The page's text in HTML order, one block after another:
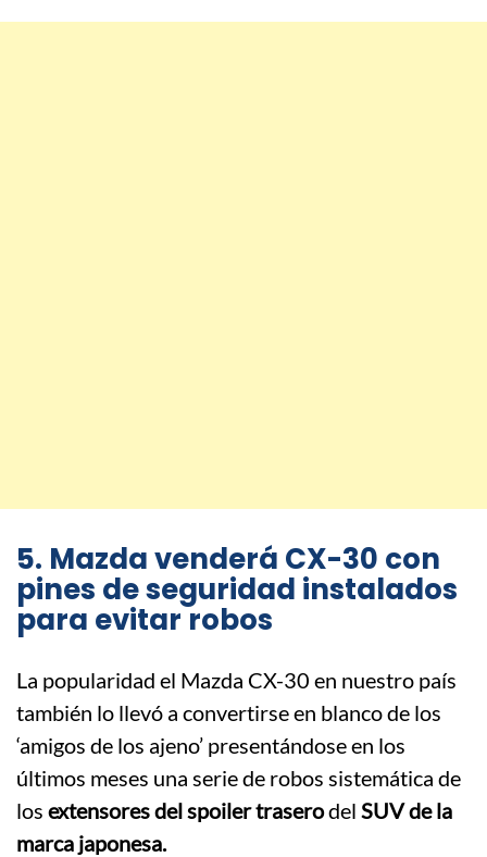
5. Mazda venderá CX-30 con
pines de seguridad instalados
para evitar robos
La popularidad el Mazda CX-30 en nuestro país
también lo llevó a convertirse en blanco de los
‘amigos de los ajeno’ presentándose en los
últimos meses una serie de robos sistemática de
los extensores del spoiler traserodel SUV de la
marca japonesa.